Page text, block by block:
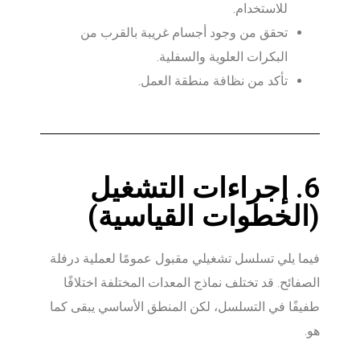
للاستخدام.
تحقق من وجود أجسام غريبة بالقرب من
البكرات العلوية والسفلية.
تأكد من نظافة منطقة العمل.
6. إجراءات التشغيل
(الخطوات القياسية)
فيما يلي تسلسل تشغيلي مقبول عمومًا لعملية درفلة
الصفائح. قد تختلف نماذج المعدات المختلفة اختلافًا
طفيفًا في التسلسل، لكن المنطق الأساسي يبقى كما
هو.